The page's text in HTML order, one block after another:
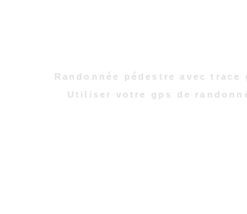
Randonnée pédestre avec trace
Utiliser votre gps de